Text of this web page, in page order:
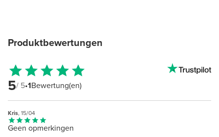
Produktbewertungen
5/ 5•1Bewertung(en)
Kris, 15/04
Geen opmerkingen